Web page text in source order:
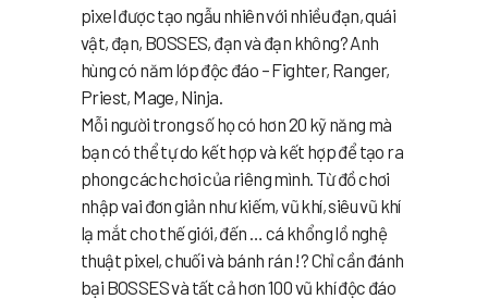
pixel được tạo ngẫu nhiên với nhiều đạn, quái
vật, đạn, BOSSES, đạn và đạn không? Anh
hùng có năm lớp độc đáo – Fighter, Ranger,
Priest, Mage, Ninja.
Mỗi người trong số họ có hơn 20 kỹ năng mà
bạn có thể tự do kết hợp và kết hợp để tạo ra
phong cách chơi của riêng mình. Từ đồ chơi
nhập vai đơn giản như kiếm, vũ khí, siêu vũ khí
lạ mắt cho thế giới, đến … cá khổng lồ nghệ
thuật pixel, chuối và bánh rán !? Chỉ cần đánh
bại BOSSES và tất cả hơn 100 vũ khí độc đáo